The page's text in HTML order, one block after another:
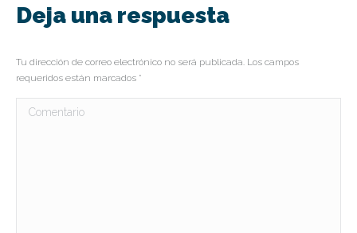
Deja una respuesta
Tu dirección de correo electrónico no será publicada. Los campos
requeridos están marcados *
Comentario